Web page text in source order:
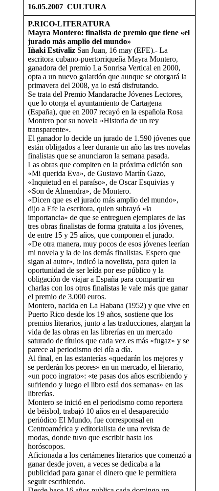
16.05.2007 CULTURA
P.RICO-LITERATURA
Mayra Montero: finalista de premio que tiene «el
jurado más amplio del mundo»
Iñaki Estívaliz San Juan, 16 may (EFE).- La
escritora cubano-puertorriqueña Mayra Montero,
ganadora del premio La Sonrisa Vertical en 2000,
opta a un nuevo galardón que aunque se otorgará la
primavera del 2008, ya lo está disfrutando.
Se trata del Premio Mandarache Jóvenes Lectores,
que lo otorga el ayuntamiento de Cartagena
(España), que en 2007 recayó en la española Rosa
Montero por su novela «Historia de un rey
transparente».
El ganador lo decide un jurado de 1.590 jóvenes que
están obligados a leer durante un año las tres novelas
finalistas que se anunciaron la semana pasada.
Las obras que compiten en la próxima edición son
«Mi querida Eva», de Gustavo Martín Gazo,
«Inquietud en el paraíso», de Oscar Esquivias y
«Son de Almendra», de Montero.
«Dicen que es el jurado más amplio del mundo»,
dijo a Efe la escritora, quien subrayó «la
importancia» de que se entreguen ejemplares de las
tres obras finalistas de forma gratuita a los jóvenes,
de entre 15 y 25 años, que componen el jurado.
«De otra manera, muy pocos de esos jóvenes leerían
mi novela y la de los demás finalistas. Espero que
sigan al autor», indicó la novelista, para quien la
oportunidad de ser leída por ese público y la
obligación de viajar a España para compartir en
charlas con los otros finalistas le vale más que ganar
el premio de 3.000 euros.
Montero, nacida en La Habana (1952) y que vive en
Puerto Rico desde los 19 años, sostiene que los
premios literarios, junto a las traducciones, alargan la
vida de las obras en las librerías en un mercado
saturado de títulos que cada vez es más «fugaz» y se
parece al periodismo del día a día.
Al final, en las estanterías «quedarán los mejores y
se perderán los peores» en un mercado, el literario,
«un poco ingrato»: «te pasas dos años escribiendo y
sufriendo y luego el libro está dos semanas» en las
librerías.
Montero se inició en el periodismo como reportera
de béisbol, trabajó 10 años en el desaparecido
periódico El Mundo, fue corresponsal en
Centroamérica y editorialista de una revista de
modas, donde tuvo que escribir hasta los
horóscopos.
Aficionada a los certámenes literarios que comenzó a
ganar desde joven, a veces se dedicaba a la
publicidad para ganar el dinero que le permitiera
seguir escribiendo.